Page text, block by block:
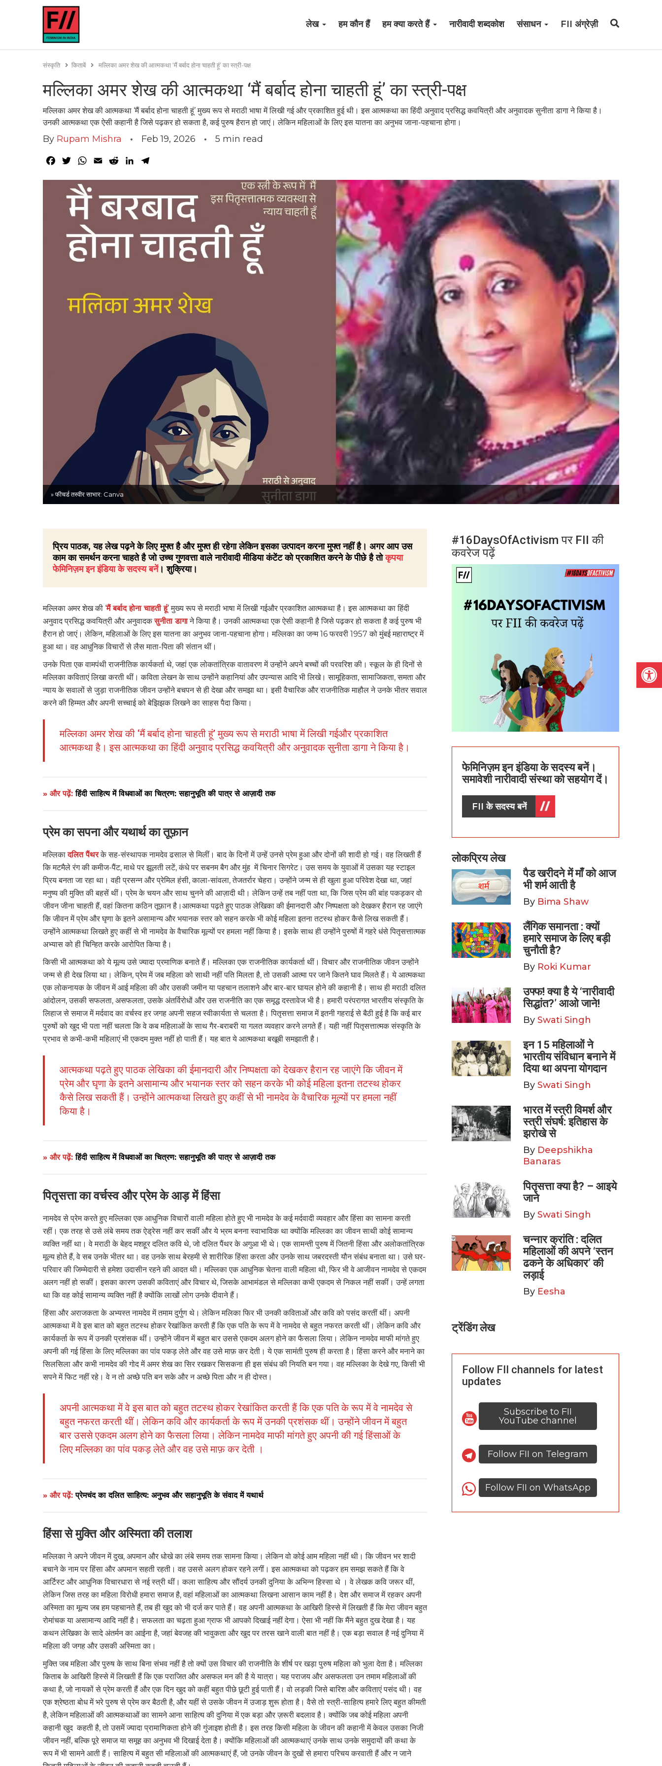
लेख हम कौन हैं हम क्या करते हैं नारीवादी शब्दकोश संसाधन FII अंग्रेज़ी
संस्कृति किताबें मल्लिका अमर शेख की आत्मकथा ‘मैं बर्बाद होना चाहती हूं’ का स्त्री-पक्ष
मल्लिका अमर शेख की आत्मकथा ‘मैं बर्बाद होना चाहती हूं’ का स्त्री-पक्ष
मल्लिका अमर शेख की आत्मकथा ‘मैं बर्बाद होना चाहती हूं’ मुख्य रूप से मराठी भाषा में लिखी गई और प्रकाशित हुई थी। इस आत्मकथा का हिंदी अनुवाद प्रसिद्ध कवयित्री और अनुवादक सुनीता डागा ने किया है।
उनकी आत्मकथा एक ऐसी कहानी है जिसे पढ़कर हो सकता है, कई पुरुष हैरान हो जाएं। लेकिन महिलाओं के लिए इस यातना का अनुभव जाना-पहचाना होगा।
By Rupam Mishra Feb 19, 2026 5 min read
Facebook
TwitterWhatsApp
Email RedditLinkedIn
» फीचर्ड तस्वीर साभार: Canva
प्रिय पाठक, यह लेख पढ़ने के लिए मुफ्त है और मुफ्त ही रहेगा लेकिन इसका उत्पादन करना मुफ्त नहीं है। अगर आप उस
काम का समर्थन करना चाहते है जो उच्च गुणवत्ता वाले नारीवादी मीडिया कंटेंट को प्रकाशित करने के पीछे है तोकृपया
फेमिनिज़म इन इंडिया के सदस्य बनें। शुक्रिया।
मल्लिका अमर शेख की ‘मैं बर्बाद होना चाहती हूं’ मुख्य रूप से मराठी भाषा में लिखी गईऔर प्रकाशित आत्मकथा है। इस आत्मकथा का हिंदी
अनुवाद प्रसिद्ध कवयित्री और अनुवादकसुनीता डागाने किया है। उनकी आत्मकथा एक ऐसी कहानी है जिसे पढ़कर हो सकता है कई पुरुष भी
हैरान हो जाएं। लेकिन, महिलाओं के लिए इस यातना का अनुभव जाना-पहचाना होगा। मल्लिका का जन्म 16 फरवरी 1957 को मुंबई महाराष्ट्र में
हुआ था। वह आधुनिक विचारों से लैस माता-पिता की संतान थीं।
उनके पिता एक वामपंथी राजनीतिक कार्यकर्ता थे, जहां एक लोकतांत्रिक वातावरण में उन्होंने अपने बच्चों की परवरिश की। स्कूल के ही दिनों से
मल्लिका कविताएं लिखा करती थीं। कविता लेखन के साथ उन्होंने कहानियां और उपन्यास आदि भी लिखे। सामूहिकता, सामाजिकता, समता और
न्याय के सवालों से जुड़ा राजनीतिक जीवन उन्होंने बचपन से ही देखा और समझा था। इसी वैचारिक और राजनीतिक माहौल ने उनके भीतर सवाल
करने की हिम्मत और अपनी सच्चाई को बेझिझक लिखने का साहस पैदा किया।
मल्लिका अमर शेख की ‘मैं बर्बाद होना चाहती हूं’ मुख्य रूप से मराठी भाषा में लिखी गईऔर प्रकाशित
आत्मकथा है। इस आत्मकथा का हिंदी अनुवाद प्रसिद्ध कवयित्री और अनुवादक सुनीता डागा ने किया है।
» और पढ़ें:हिंदी साहित्य में विधवाओं का चित्रण: सहानुभूति की पात्र से आज़ादी तक
प्रेम का सपना और यथार्थ का तूफ़ान
मल्लिकादलित पैंथरके सह-संस्थापक नामदेव ढसाल से मिलीं। बाद के दिनों में उन्हें उनसे प्रेम हुआ और दोनों की शादी हो गई। वह लिखती हैं
कि मटमैले रंग की कमीज-पैंट, माथे पर झूलती लटें, कंधे पर सबनम बैग और मुंह में चिनार सिगरेट। उस समय के युवाओं में उसका यह स्टाइल
प्रिय बनता जा रहा था। वही प्रसन्न और प्रेमिल हंसी, काला-सांवला, तेजतर्रार चेहरा। उन्होंने जन्म से ही खुला हुआ परिवेश देखा था, जहां
मनुष्य की मुक्ति की बहसें थीं। प्रेम के चयन और साथ चुनने की आज़ादी थी। लेकिन उन्हें तब नहीं पता था, कि जिस प्रेम की बांह पकड़कर वो
जीवन जीना चाहती हैं, वहां कितना कठिन तूफ़ान है।आत्मकथा पढ़ते हुए पाठक लेखिका की ईमानदारी और निष्पक्षता को देखकर हैरान रह जाएंगे
कि जीवन में प्रेम और घृणा के इतने असामान्य और भयानक स्तर को सहन करके भी कोई महिला इतना तटस्थ होकर कैसे लिख सकती हैं।
उन्होंने आत्मकथा लिखते हुए कहीं से भी नामदेव के वैचारिक मूल्यों पर हमला नहीं किया है। इसके साथ ही उन्होंने पुरुषों में गहरे धंसे पितृसत्तात्मक
अभ्यास को ही चिन्हित करके आरोपित किया है।
किसी भी आत्मकथा को ये मूल्य उसे ज्यादा प्रमाणिक बनाते हैं। मल्लिका एक राजनीतिक कार्यकर्ता थीं। विचार और राजनीतिक जीवन उन्होंने
जन्म से ही देख लिया था। लेकिन, प्रेम में जब महिला को साथी नहीं पति मिलता है, तो उसकी आत्मा पर जाने कितने घाव मिलते हैं। ये आत्मकथा
एक लोकनायक के जीवन में आई महिला की और उसकी जमीन या पहचान तलाशने और बार-बार घायल होने की कहानी है। साथ ही मराठी दलित
आंदोलन, उसकी सफलता, असफलता, उसके अंतर्विरोधों और उस राजनीति का एक समृद्ध दस्तावेज भी है। हमारी परंपरागत भारतीय संस्कृति के
लिहाज से समाज में मर्दवाद का वर्चस्व हर जगह अपनी सहज स्वीकार्यता से चलता है। पितृसत्ता समाज में इतनी गहराई से बैठी हुई है कि कई बार
पुरुषों को खुद भी पता नहीं चलता कि वे कब महिलाओं के साथ गैर-बराबरी या गलत व्यवहार करने लगते हैं। यही नहीं पितृसत्तात्मक संस्कृति के
प्रभाव से कभी-कभी महिलाएं भी एकदम मुक्त नहीं हो पाती हैं। यह बात ये आत्मकथा बखूबी समझाती है।
आत्मकथा पढ़ते हुए पाठक लेखिका की ईमानदारी और निष्पक्षता को देखकर हैरान रह जाएंगे कि जीवन में
प्रेम और घृणा के इतने असामान्य और भयानक स्तर को सहन करके भी कोई महिला इतना तटस्थ होकर
कैसे लिख सकती हैं। उन्होंने आत्मकथा लिखते हुए कहीं से भी नामदेव के वैचारिक मूल्यों पर हमला नहीं
किया है।
» और पढ़ें:हिंदी साहित्य में विधवाओं का चित्रण: सहानुभूति की पात्र से आज़ादी तक
पितृसत्ता का वर्चस्व और प्रेम के आड़ में हिंसा
नामदेव से प्रेम करते हुए मल्लिका एक आधुनिक विचारों वाली महिला होते हुए भी नामदेव के कई मर्दवादी व्यवहार और हिंसा का सामना करती
रहीं। एक तरह से उसे लंबे समय तक ऐड्रेस नहीं कर सकीं और ये भ्रम बनना स्वाभाविक था क्योंकि मल्लिका का जीवन साथी कोई सामान्य
व्यक्ति नहीं था। वे मराठी के बेहद मशहूर दलित कवि थे, जो दलित पैंथर के अगुआ भी थे। एक सामन्ती पुरुष में जितनी हिंसा और अलोकतांत्रिक
मूल्य होते हैं, वे सब उनके भीतर था। वह उनके साथ बेरहमी से शारीरिक हिंसा करता और उनके साथ जबरदस्ती यौन संबंध बनाता था। उसे घर-
परिवार की जिम्मेदारी से हमेशा उदासीन रहने की आदत थी। मल्लिका एक आधुनिक चेतना वाली महिला थी, फिर भी वे आजीवन नामदेव से एकदम
अलग नहीं हो सकीं। इसका कारण उसकी कविताएं और विचार थे, जिसके आभामंडल से मल्लिका कभी एकदम से निकल नहीं सकीं। उन्हें लगता
था कि वह कोई सामान्य व्यक्ति नहीं है क्योंकि लाखों लोग उनके दीवाने हैं।
हिंसा और अराजकता के अभ्यस्त नामदेव में तमाम दुर्गुण थे। लेकिन मलिका फिर भी उनकी कविताओं और कवि को पसंद करतीं थीं। अपनी
आत्मकथा में वे इस बात को बहुत तटस्थ होकर रेखांकित करती हैं कि एक पति के रूप में वे नामदेव से बहुत नफरत करती थीं। लेकिन कवि और
कार्यकर्ता के रूप में उनकी प्रशंसक थीं। उन्होंने जीवन में बहुत बार उससे एकदम अलग होने का फैसला लिया। लेकिन नामदेव माफी मांगते हुए
अपनी की गई हिंसा के लिए मल्लिका का पांव पकड़ लेते और वह उसे माफ़ कर देती। ये एक सामंती पुरुष ही करता है। हिंसा करने और मनाने का
सिलसिला और कभी नामदेव की गोद में अमर शेख का सिर रखकर सिसकना ही इस संबंध की नियति बन गया। वह मल्लिका के देखे गए, किसी भी
सपने में फिट नहीं रहे। वे न तो अच्छे पति बन सके और न अच्छे पिता और न ही दोस्त।
अपनी आत्मकथा में वे इस बात को बहुत तटस्थ होकर रेखांकित करती हैं कि एक पति के रूप में वे नामदेव से
बहुत नफरत करती थीं। लेकिन कवि और कार्यकर्ता के रूप में उनकी प्रशंसक थीं। उन्होंने जीवन में बहुत
बार उससे एकदम अलग होने का फैसला लिया। लेकिन नामदेव माफी मांगते हुए अपनी की गई हिंसाओं के
लिए मल्लिका का पांव पकड़ लेते और वह उसे माफ़ कर देती ।
» और पढ़ें:प्रेमचंद का दलित साहित्य: अनुभव और सहानुभूति के संवाद में यथार्थ
हिंसा से मुक्ति और अस्मिता की तलाश
मल्लिका ने अपने जीवन में दुख, अपमान और धोखे का लंबे समय तक सामना किया। लेकिन वो कोई आम महिला नहीं थी। कि जीवन भर शादी
बचाने के नाम पर हिंसा और अपमान सहती रहती। वह उससे अलग होकर रहने लगीं। इस आत्मकथा को पढ़कर हम समझ सकते हैं कि वे
आर्टिस्ट और आधुनिक विचारधारा से नई स्त्री थीं। कला साहित्य और सौंदर्य उनकी दुनिया के अभिन्न हिस्सा थे । वे लेखक कवि जरूर थीं,
लेकिन जिस तरह का महिला विरोधी हमारा समाज है, वहां महिलाओं का आत्मकथा लिखना आसान काम नहीं है। देश और समाज में रहकर अपनी
अस्मिता का मूल्य जब हम पहचानते हैं, तब ही खुद को भी दर्ज कर पाते हैं। वह अपनी आत्मकथा के आखिरी हिस्से में लिखती हैं कि मेरा जीवन बहुत
रोमांचक या असामान्य आदि नहीं है। सफलता का चढ़ता हुआ ग्राफ भी आपको दिखाई नहीं देगा। ऐसा भी नहीं कि मैंने बहुत दुख देखा है। यह
कथन लेखिका के सादे अंतर्मन का आईना है, जहां बेवजह की भावुकता और खुद पर तरस खाने वाली बात नहीं है। एक बड़ा सवाल है नई दुनिया में
महिला की जगह और उसकी अस्मिता का।
मुक्ति जब महिला और पुरुष के साथ बिना संभव नहीं है तो क्यों उस विचार की राजनीति के शीर्ष पर खड़ा पुरुष महिला को भुला देता है। मल्लिका
किताब के आखिरी हिस्से में लिखती हैं कि एक पराजित और असफल मन की है ये यात्रा। यह पराजय और असफलता उन तमाम महिलाओं की
कथा है, जो नायकों से प्रेम करती हैं और एक दिन खुद को कहीं बहुत पीछे छूटी हुई पाती हैं। वो लड़की जिसे बारिश और कविताएं पसंद थी। वह
एक श्रेष्ठता बोध में भरे पुरुष से प्रेम कर बैठती है, और यहीं से उसके जीवन में उजाड़ शुरू होता है। वैसे तो स्त्री-साहित्य हमारे लिए बहुत कीमती
है, लेकिन महिलाओं की आत्मकथाओं का सामने आना साहित्य की दुनिया में एक बड़ा और ज़रूरी बदलाव है। क्योंकि जब कोई महिला अपनी
कहानी खुद कहती है, तो उसमें ज्यादा प्रामाणिकता होने की गुंजाइश होती है। इस तरह किसी महिला के जीवन की कहानी में केवल उसका निजी
जीवन नहीं, बल्कि पूरे समाज या समूह का अनुभव भी दिखाई देता है। क्योंकि महिलाओं की आत्मकथाएं उनके साथ उनके समुदायों की कथा के
रूप में भी सामने आती हैं। साहित्य में बहुत सी महिलाओं की आत्मकथाएं हैं, जो उनके जीवन के दुखों से हमारा परिचय करवाती हैं और न जाने
#16DaysOfActivism पर FII की
कवरेज पढ़ें
फेमिनिज़म इन इंडिया के सदस्य बनें।
समावेशी नारीवादी संस्था को सहयोग दें।
FII के सदस्य बनें
लोकप्रिय लेख
पैड खरीदने में माँ को आज
भी शर्म आती है
By Bima Shaw
लैंगिक समानता : क्यों
हमारे समाज के लिए बड़ी
चुनौती है?
By Roki Kumar
उफ्फ! क्या है ये ‘नारीवादी
सिद्धांत?’ आओ जाने!
By Swati Singh
इन 15 महिलाओं ने
भारतीय संविधान बनाने में
दिया था अपना योगदान
By Swati Singh
भारत में स्त्री विमर्श और
स्त्री संघर्ष: इतिहास के
झरोखे से
By Deepshikha
Banaras
पितृसत्ता क्या है? – आइये
जाने
By Swati Singh
चन्नार क्रांति : दलित
महिलाओं की अपने ‘स्तन
ढकने के अधिकार’ की
लड़ाई
By Eesha
ट्रेंडिंग लेख
Follow FII channels for latest
updates
Subscribe to FII
YouTube channel
Follow FII on Telegram
Follow FII on WhatsApp